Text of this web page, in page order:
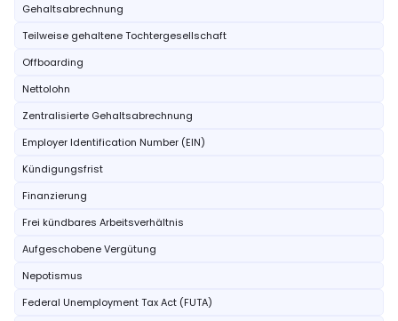
Gehaltsabrechnung
Teilweise gehaltene Tochtergesellschaft
Offboarding
Nettolohn
Zentralisierte Gehaltsabrechnung
Employer Identification Number (EIN)
Kündigungsfrist
Finanzierung
Frei kündbares Arbeitsverhältnis
Aufgeschobene Vergütung
Nepotismus
Federal Unemployment Tax Act (FUTA)